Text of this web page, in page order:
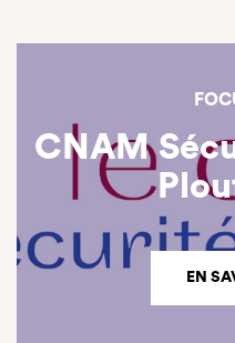
CNAM
EN